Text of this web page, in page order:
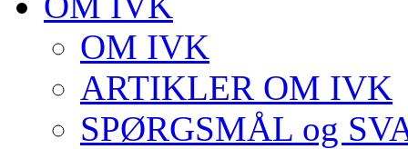
OM IVK
ARTIKLER OM IVK
SPØRGSMÅL og